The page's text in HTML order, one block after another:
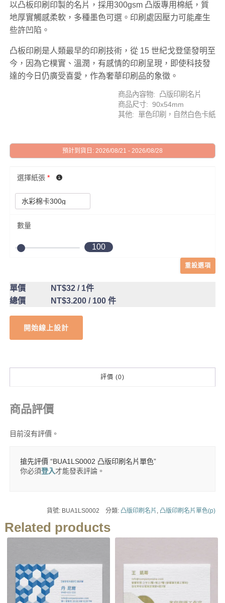
以凸板印刷印製的名片，採用300gsm 凸版專用棉紙，質
地厚實觸感柔軟，多種墨色可選。印刷處因壓力可能產生
些許凹陷。
凸板印刷是人類最早的印刷技術，從 15 世紀戈登堡發明至
今，因為它樸實、溫潤，有感情的印刷呈現，即使科技發
達的今日仍廣受喜愛，作為奢華印刷品的象徵。
商品內容物: 凸版印刷名片
商品尺寸: 90x54mm
其他: 單色印刷，自然白色卡紙
預計到貨日: 2026/08/21 - 2026/08/28
選擇紙張 *
數量
100
重設選項
單價 NT$32/ 1件
總價
NT$3.200/ 100 件
開始線上設計
評價 (0)
商品評價
目前沒有評價。
搶先評價 “BUA1LS0002 凸版印刷名片單色”
你必須登入才能發表評論。
貨號: BUA1LS0002 分類: 凸版印刷名片 凸版印刷名片單色(p)
Related products